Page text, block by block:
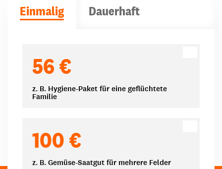
Einmalig Dauerhaft
56 €
z. B. Hygiene-Paket für eine geflüchtete
Familie
100 €
z. B. Gemüse-Saatgut für mehrere Felder